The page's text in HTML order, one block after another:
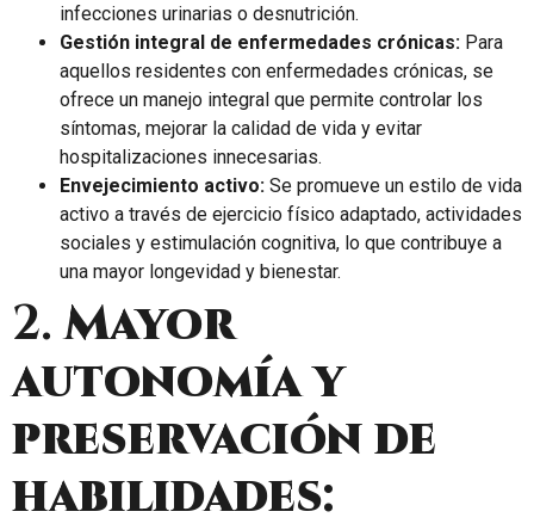
infecciones urinarias o desnutrición.
Gestión integral de enfermedades crónicas: Para
aquellos residentes con enfermedades crónicas, se
ofrece un manejo integral que permite controlar los
síntomas, mejorar la calidad de vida y evitar
hospitalizaciones innecesarias.
Envejecimiento activo: Se promueve un estilo de vida
activo a través de ejercicio físico adaptado, actividades
sociales y estimulación cognitiva, lo que contribuye a
una mayor longevidad y bienestar.
2.Mayor
autonomía y
preservación de
habilidades: